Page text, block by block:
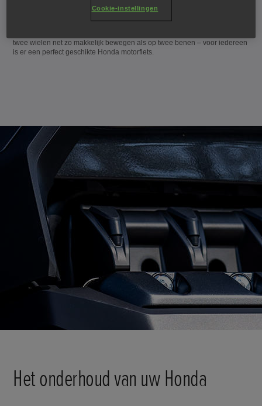
Bij Honda maken we de mooiste machines voor zowel op de weg als
offroad. Van de jonge honden die voor het eerst de adrenaline van het
twee wielen net zo makkelijk bewegen als op twee benen – voor iedereen
is er een perfect geschikte Honda motorfiets.
Het onderhoud van uw Honda
Cookie-instellingen